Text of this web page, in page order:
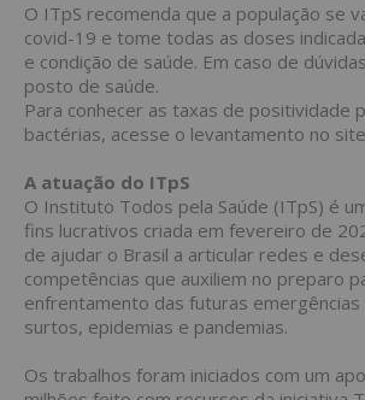
O ITpS recomenda que a população se
covid-19 e tome todas as doses
e condição de saúde. Em caso de
posto de saúde.
Para conhecer as taxas de positividade
bactérias, acesse o levantamento no
A atuação do ITpS
O Instituto Todos pela Saúde (ITpS) é
fins lucrativos criada em fevereiro de
de ajudar o Brasil a articular redes e
competências que auxiliem no preparo
enfrentamento das futuras emergências
surtos, epidemias e pandemias.
Os trabalhos foram iniciados com um